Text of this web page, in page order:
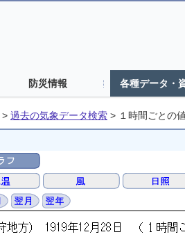
防災情報 各種データ・
> 過去の気象データ検索 > １時間ごとの